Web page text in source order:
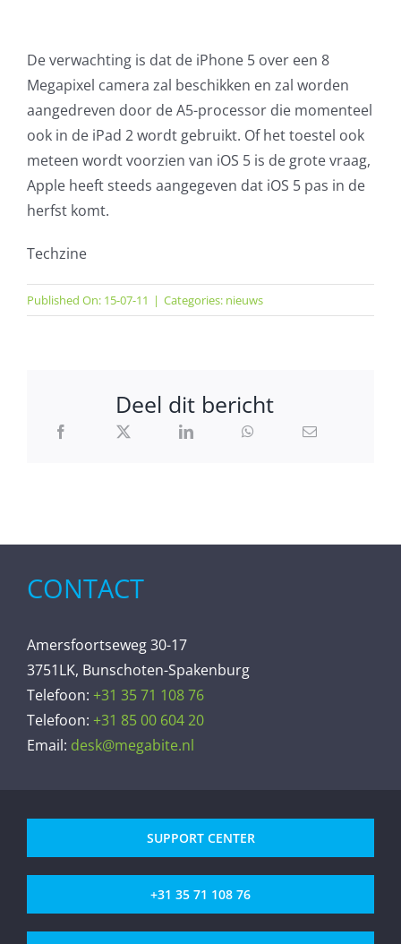
De verwachting is dat de iPhone 5 over een 8
Megapixel camera zal beschikken en zal worden
aangedreven door de A5-processor die momenteel
ook in de iPad 2 wordt gebruikt. Of het toestel ook
meteen wordt voorzien van iOS 5 is de grote vraag,
Apple heeft steeds aangegeven dat iOS 5 pas in de
herfst komt.
Techzine
Published On: 15-07-11 | Categories: nieuws
Deel dit bericht
CONTACT
Amersfoortseweg 30-17
3751LK, Bunschoten-Spakenburg
Telefoon: +31 35 71 108 76
Telefoon: +31 85 00 604 20
Email: desk@megabite.nl
SUPPORT CENTER
+31 35 71 108 76